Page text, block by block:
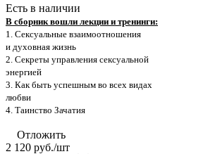
Есть в наличии
В сборник вошли лекции и тренинги:
1. Сексуальные взаимоотношения
и духовная жизнь
2. Секреты управления сексуальной
энергией
3. Как быть успешным во всех видах
любви
4. Таинство Зачатия
Отложить
2 120 руб./шт